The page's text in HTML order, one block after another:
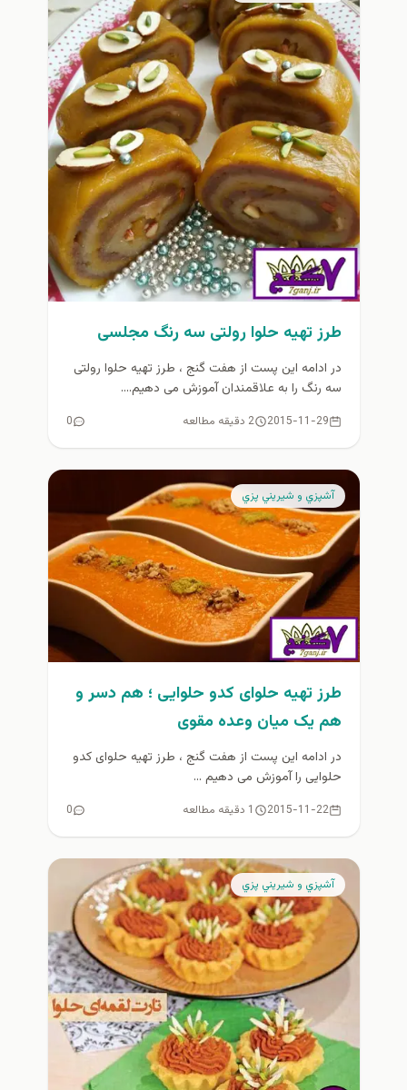
طرز تهیه حلوا رولتی سه رنگ مجلسی
در ادامه این پست از هفت گنج ، طرز تهیه حلوا رولتی
سه رنگ را به علاقمندان آموزش می دهیم....
2015-11-29 2 دقیقه مطالعه 0
آشپزي و شيريني پزي
طرز تهیه حلوای کدو حلوایی ؛ هم دسر و
هم یک میان وعده مقوی
در ادامه این پست از هفت گنج ، طرز تهیه حلوای کدو
حلوایی را آموزش می دهیم ...
2015-11-22 1 دقیقه مطالعه 0
آشپزي و شيريني پزي